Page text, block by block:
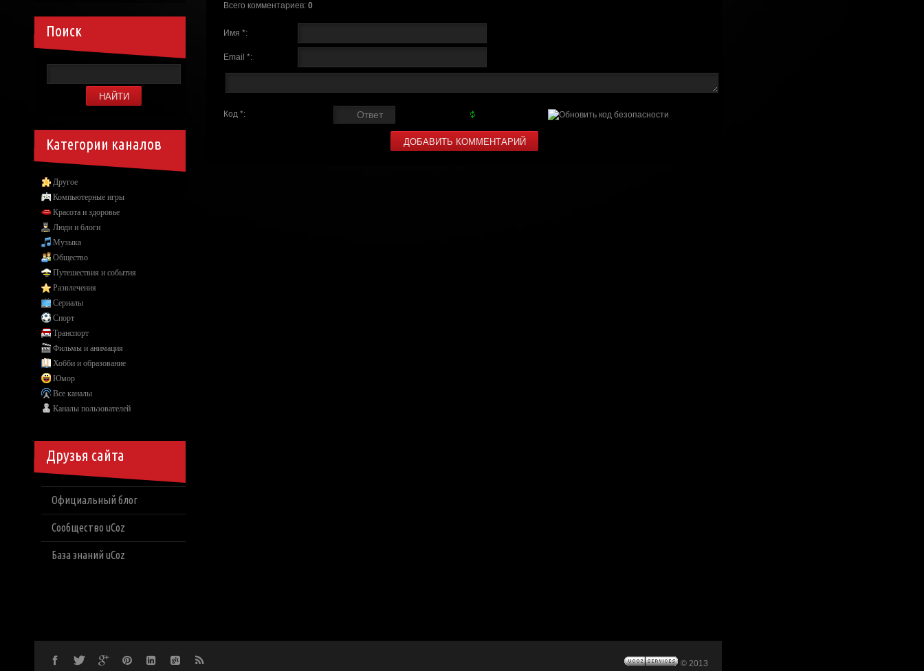
Всего комментариев: 0
Имя *:
Email *:
Код *:
Поиск
Категории каналов
Другое
Компьютерные игры
Красота и здоровье
Люди и блоги
Музыка
Общество
Путешествия и события
Развлечения
Сериалы
Спорт
Транспорт
Фильмы и анимация
Хобби и образование
Юмор
Все каналы
Каналы пользователей
Друзья сайта
Официальный блог
Сообщество uCoz
База знаний uCoz
© 2013